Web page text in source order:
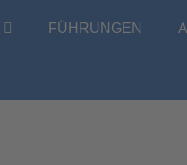
FÜHRUNGEN